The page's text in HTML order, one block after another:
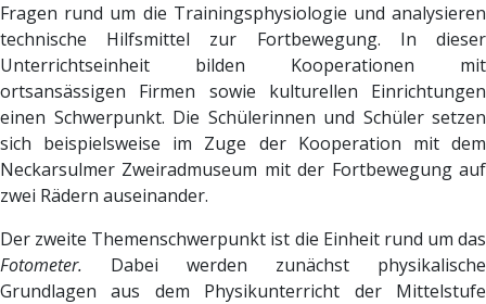
Fragen rund um die Trainingsphysiologie und analysieren
technische Hilfsmittel zur Fortbewegung. In dieser
Unterrichtseinheit bilden Kooperationen mit
ortsansässigen Firmen sowie kulturellen Einrichtungen
einen Schwerpunkt. Die Schülerinnen und Schüler setzen
sich beispielsweise im Zuge der Kooperation mit dem
Neckarsulmer Zweiradmuseum mit der Fortbewegung auf
zwei Rädern auseinander.
Der zweite Themenschwerpunkt ist die Einheit rund um das
Fotometer. Dabei werden zunächst physikalische
Grundlagen aus dem Physikunterricht der Mittelstufe